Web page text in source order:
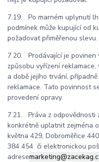
7.19. Po marném uplynutí
podmínek může kupující od
požadovat přiměřenou slevu.
7.20. Prodávající je povinen
způsobu vyřízení
a době jejího trvání,
reklamace. Tato povinnost
provedení opravy.
7.21. Práva z odpovědnosti
konkrétně uplatnit zejména
května 429, Dobroměřice
384 454 či elektronickou
adrese